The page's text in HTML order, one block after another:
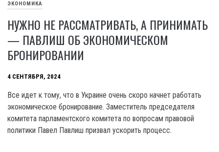
ЭКОНОМИКА
НУЖНО НЕ РАССМАТРИВАТЬ, А ПРИНИМАТЬ
— ПАВЛИШ ОБ ЭКОНОМИЧЕСКОМ
БРОНИРОВАНИИ
4 СЕНТЯБРЯ, 2024
Все идет к тому, что в Украине очень скоро начнет работать
экономическое бронирование. Заместитель председателя
комитета парламентского комитета по вопросам правовой
политики Павел Павлиш призвал ускорить процесс.